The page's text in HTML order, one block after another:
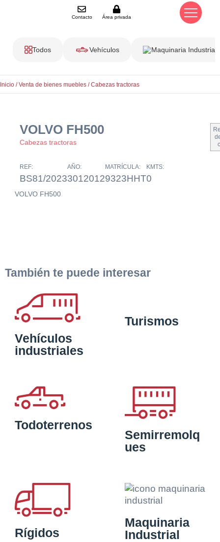
Contacto Área privada
Todos Vehículos Maquinaria Industrial
Inicio /Venta de bienes muebles /Cabezas tractoras
VOLVO FH500
Cabezas tractoras
REF:
BS81/2023
AÑO:
3012012
MATRÍCULA:
9323HHT
KMTS:
0
VOLVO FH500
También te puede interesar
Vehículos
industriales
Turismos
Todoterrenos
Semirremolq
ues
Rígidos
Maquinaria
Industrial